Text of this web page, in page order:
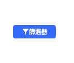
篩選器